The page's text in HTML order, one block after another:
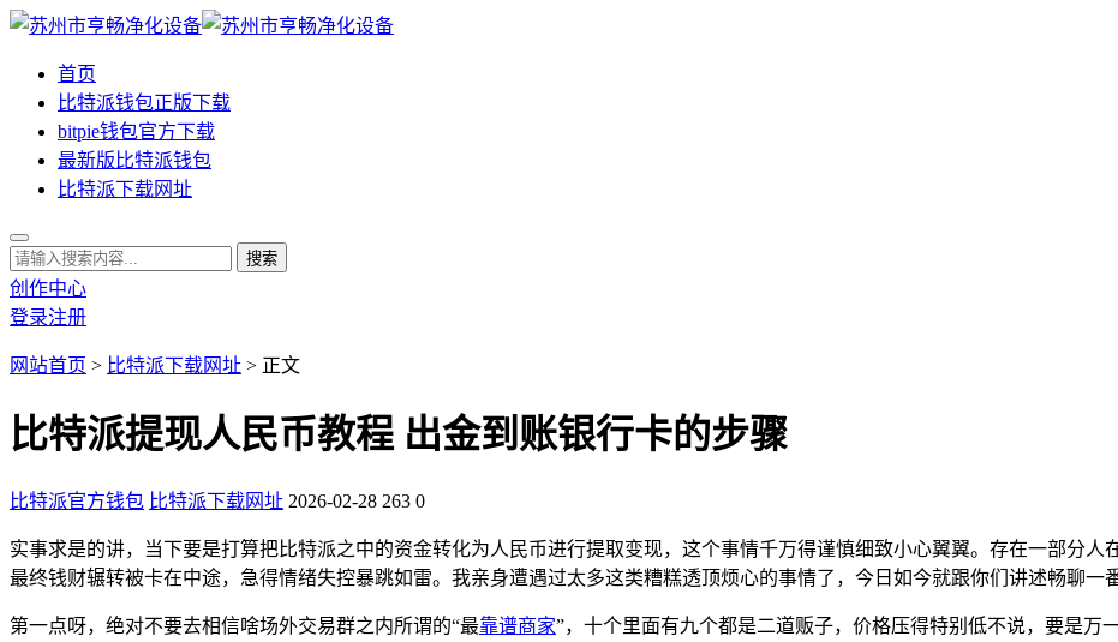
首页
比特派钱包正版下载
bitpie钱包官方下载
最新版比特派钱包
比特派下载网址
创作中心
登录注册
网站首页 > 比特派下载网址 > 正文
比特派提现人民币教程 出金到账银行卡的步骤
比特派官方钱包 比特派下载网址 2026-02-28 263 0
实事求是的讲，当下要是打算把比特派之中的资金转化为人民币进行提取变现，这个事情千万得谨慎细致小心翼翼。存在一部分人
最终钱财辗转被卡在中途，急得情绪失控暴跳如雷。我亲身遭遇过太多这类糟糕透顶烦心的事情了，今日如今就跟你们讲述畅聊一
第一点呀，绝对不要去相信啥场外交易群之内所谓的“最靠谱商家”，十个里面有九个都是二道贩子，价格压得特别低不说，要是万